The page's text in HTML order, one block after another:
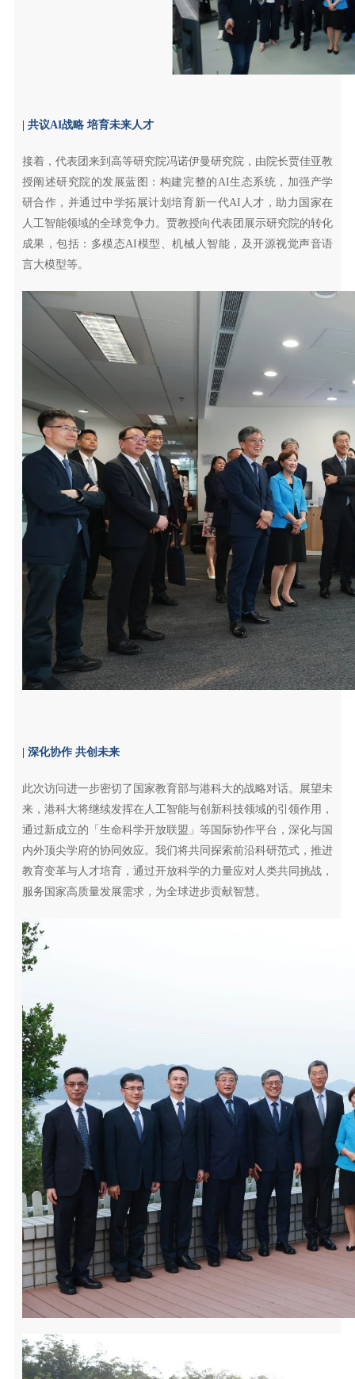
| 共议AI战略 培育未来人才
接着，代表团来到高等研究院冯诺伊曼研究院，由院长贾佳亚教
授阐述研究院的发展蓝图：构建完整的AI生态系统，加强产学
研合作，并通过中学拓展计划培育新一代AI人才，助力国家在
人工智能领域的全球竞争力。贾教授向代表团展示研究院的转化
成果，包括：多模态AI模型、机械人智能，及开源视觉声音语
言大模型等。
| 深化协作 共创未来
此次访问进一步密切了国家教育部与港科大的战略对话。展望未
来，港科大将继续发挥在人工智能与创新科技领域的引领作用，
通过新成立的「生命科学开放联盟」等国际协作平台，深化与国
内外顶尖学府的协同效应。我们将共同探索前沿科研范式，推进
教育变革与人才培育，通过开放科学的力量应对人类共同挑战，
服务国家高质量发展需求，为全球进步贡献智慧。